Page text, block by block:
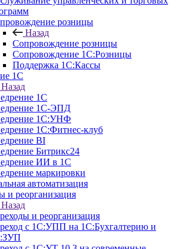
розницы
Назад
Сопровождение розницы
Сопровождение 1С:Розницы
Поддержка 1С:Кассы
1С
Назад
1С
1С-ЭПД
1С:УНФ
1С:Фитнес-клуб
BI
Битрикс24
ИИ в 1С
маркировки
автоматизация
и реорганизация
Назад
и реорганизация
с 1С:УПП на 1С:Бухгалтерию и